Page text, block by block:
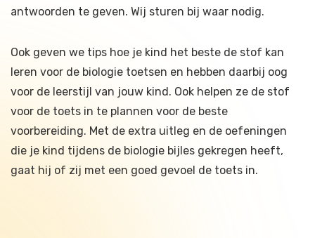
antwoorden te geven. Wij sturen bij waar nodig.
Ook geven we tips hoe je kind het beste de stof kan
leren voor de biologie toetsen en hebben daarbij oog
voor de leerstijl van jouw kind. Ook helpen ze de stof
voor de toets in te plannen voor de beste
voorbereiding. Met de extra uitleg en de oefeningen
die je kind tijdens de biologie bijles gekregen heeft,
gaat hij of zij met een goed gevoel de toets in.